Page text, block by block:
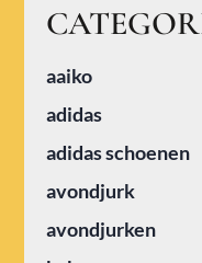
aaiko
adidas
adidas schoenen
avondjurk
avondjurken